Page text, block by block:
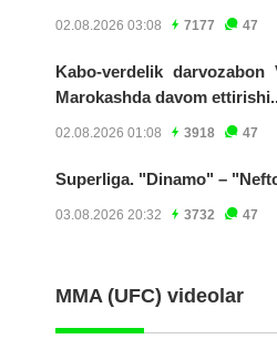
02.08.2026 03:08 7177 47
Kabo-verdelik darvozabon
Marokashda davom
02.08.2026 01:08 3918 47
Superliga. "Dinamo" –
03.08.2026 20:32 3732 47
MMA (UFC) videolar